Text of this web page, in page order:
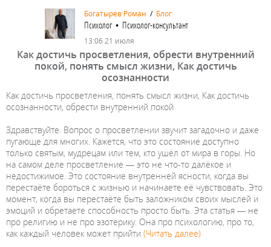
Богатырев Роман / Блог
Психолог • Психолог-консультант
13:06 21 июля
Как достичь просветления, обрести внутренний
покой, понять смысл жизни, Как достичь
осознанности
Как достичь просветления, понять смысл жизни, Как достичь
осознанности, обрести внутренний покой
Здравствуйте. Вопрос о просветлении звучит загадочно и даже
пугающе для многих. Кажется, что это состояние доступно
только святым, мудрецам или тем, кто ушёл от мира в горы. Но
на самом деле просветление — это не что-то далёкое и
недостижимое. Это состояние внутренней ясности, когда вы
перестаёте бороться с жизнью и начинаете её чувствовать. Это
момент, когда вы перестаёте быть заложником своих мыслей и
эмоций и обретаете способность просто быть. Эта статья — не
про религию и не про эзотерику. Она про психологию, про то,
как каждый человек может прийти (Читать далее)